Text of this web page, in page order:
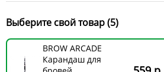
Выберите свой товар (5)
BROW ARCADE
Карандаш для